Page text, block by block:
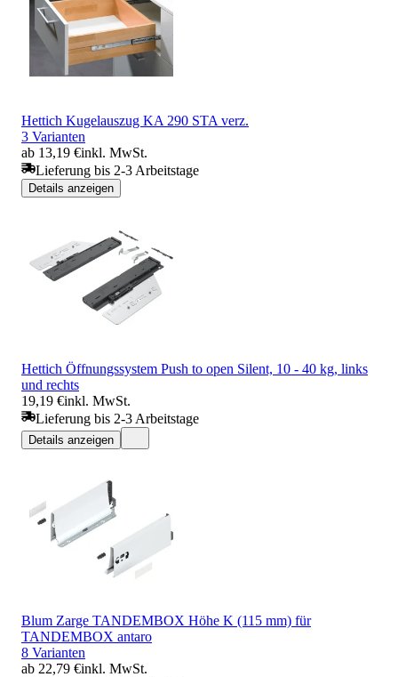
Hettich Kugelauszug KA 290 STA verz.
3 Varianten
ab 13,19 €inkl. MwSt.
Lieferung bis 2-3 Arbeitstage
Details anzeigen
Hettich Öffnungssystem Push to open Silent, 10 - 40 kg, links
und rechts
19,19 €inkl. MwSt.
Lieferung bis 2-3 Arbeitstage
Details anzeigen
Blum Zarge TANDEMBOX Höhe K (115 mm) für
TANDEMBOX antaro
8 Varianten
ab 22,79 €inkl. MwSt.